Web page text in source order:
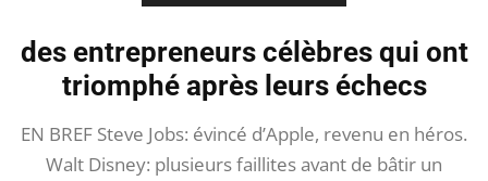
des entrepreneurs célèbres qui ont
triomphé après leurs échecs
EN BREF Steve Jobs: évincé d’Apple, revenu en héros.
Walt Disney: plusieurs faillites avant de bâtir un